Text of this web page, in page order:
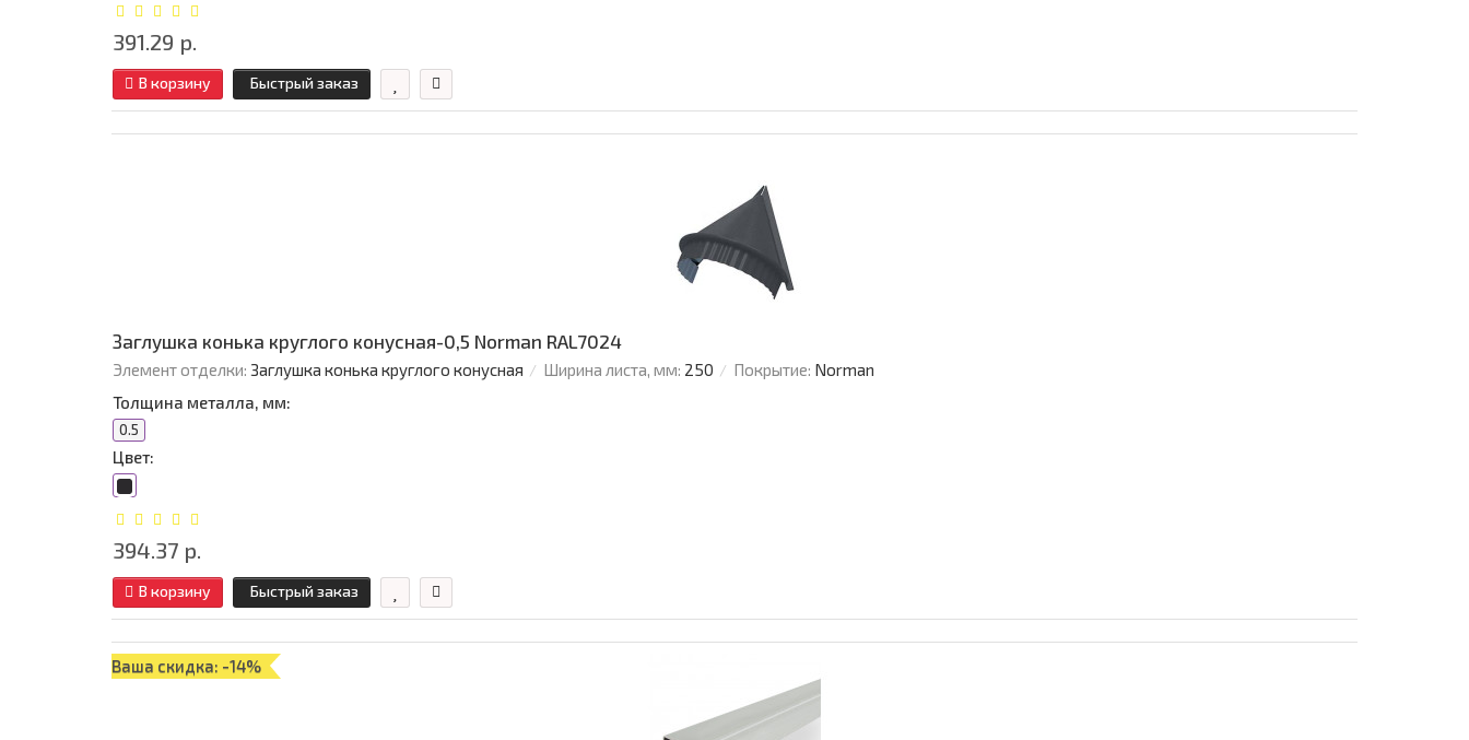
391.29 р.
В корзину Быстрый заказ
Заглушка конька круглого конусная-0,5 Norman RAL7024
Элемент отделки: Заглушка конька круглого конусная Ширина листа, мм: 250 Покрытие: Norman
Толщина металла, мм:
0.5
Цвет:
394.37 р.
В корзину Быстрый заказ
Ваша скидка: -14%